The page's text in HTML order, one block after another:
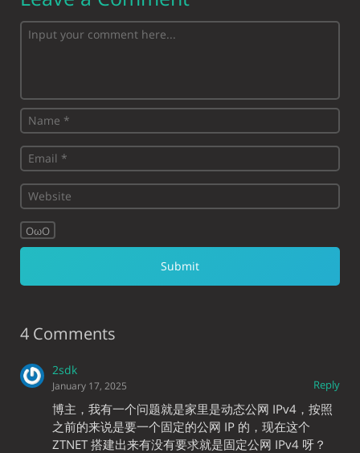
OωO
4 Comments
2sdk
Reply
January 17, 2025
博主，我有一个问题就是家里是动态公网 IPv4，按照
之前的来说是要一个固定的公网 IP 的，现在这个
ZTNET 搭建出来有没有要求就是固定公网 IPv4 呀？